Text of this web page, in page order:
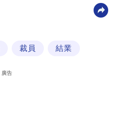
裁員 結業
廣告